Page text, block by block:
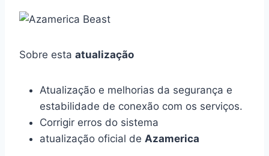
Sobre esta atualização
Atualização e melhorias da segurança e
estabilidade de conexão com os serviços.
Corrigir erros do sistema
atualização oficial de Azamerica